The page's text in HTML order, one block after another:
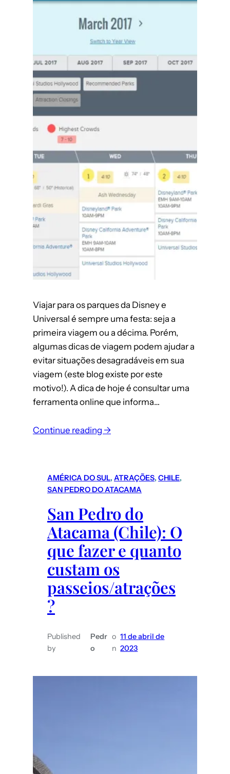
Viajar para os parques da Disney e
Universal é sempre uma festa: seja a
primeira viagem ou a décima. Porém,
algumas dicas de viagem podem ajudar a
evitar situações desagradáveis em sua
viagem (este blog existe por este
motivo!). A dica de hoje é consultar uma
ferramenta online que informa…
Continue reading →
AMÉRICA DO SUL, ATRAÇÕES, CHILE
SAN PEDRO DO ATACAMA
San Pedro do
Atacama (Chile): O
que fazer e quanto
custam os
passeios/atrações
?
Published
by
Pedr
o
o
n
11 de abril de
2023